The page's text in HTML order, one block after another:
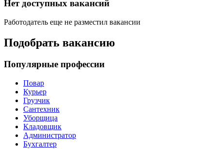
Нет доступных вакансий
Работодатель еще не разместил вакансии
Подобрать вакансию
Популярные профессии
Повар
Курьер
Грузчик
Сантехник
Уборщица
Кладовщик
Администратор
Бухгалтер